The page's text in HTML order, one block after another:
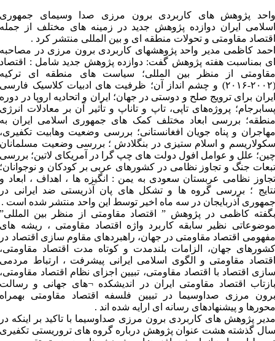
واحد پژوهش های کاربردی برون مرزی صدا وسیمای جمهوری
اسلامی ایران دوازده پژوهش جدید در زمینه های مختلف از جمله
اقتصاد مقاومتی و تحولات منطقه ای و بین المللی منتشر کرد .
احمد کاظمی مدیر واحد پژوهشهای کاربردی برون مرزی در مصاحبه
ای بمناسبت هفته پژوهش گفت: دوازده پژوهش جدید شامل : اقتصاد
مقاومتی از منظر بین المللی؛ سیاست های منطقه ای ترکیه
(۲۰۰۲-۲۰۱۶) و چشم انداز آن؛ ظرفیت های ادبیات کلاسیک فارسی
ایران برای ترویج صلح و دوستی در جهان؛ ایران و اتحادیه اروپا در دوره
پسابرجام؛ پروژه‌های تاپی، تاپ و تاناپ و تأثیر آن بر معادلات انرژی
منطقه؛ بررسی ابعاد مختلف کمک های جمهوری اسلامی ایران به
مهاجران و پناه جویان افغانستانی؛ بررسی وضعیت وهابیت تکفیری،
سکولاریسم و اسلام ستیزی در بنگلادش ؛ بررسی وضعیت مسلمانان
چین؛ علل و عوامل افول دولت های چپ گرا در آمریکای لاتین؛ بررسی
تبعات جنگ و تجاوز نظامی در کشورهای عربی بر کودکان و نوجوانان؛
تجاوز نظامی عربستان سعودی به یمن : انگیزه ها ، اهداف ، ابعاد و
نتایج ؛ بررسی گروه ها و تشکل های پان آذریستی ضد ایرانی در
جمهوری آذربایجان در سه ماه اخیر توسط این واحد منتشر شده است .
بگفته کاظمی در پژوهش ” اقتصاد مقاومتی از منظر بین المللی”
موضوعاتی نظیر سابقه کاربرد واژه اقتصاد مقاومتی ، ریشه های
مفهومی اقتصاد مقاومتی در جهان، راهبردهای مقاوم سازی اقتصاد در
کشورهای جهان، الزامات بلندمدت و کوتاه مدت اقتصاد مقاومتی،
اقتصاد مقاومتی و الگوی اسلامی ایرانی پیشرفت ، ارتباط مردمی
سازی اقتصاد با اقتصاد مقاومتی، تبیین اجزای نظام اقتصاد مقاومتی،
بازتاب اقتصاد مقاومتی ایران در اندیشکده ¬های جهانی و رسالت
برون مرزی صداوسیما در تبیین فلسفه اقتصاد مقاومتی بهمراه
محورها و پیشنهادهای رسانه ای ارایه شده اند .
مدیر پژوهش های کاربردی برون مرزی صداوسیما با تاکید بر اینکه در
سال گذشته هشت عنوان پژوهش درباره گروه های تروریستی تکفیری